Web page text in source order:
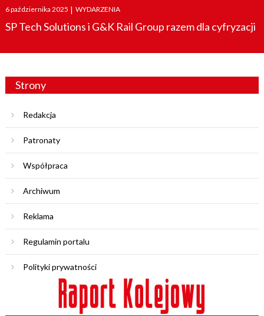
Posted
on
6 października 2025 | WYDARZENIA
SP Tech Solutions i G&K Rail Group razem dla cyfryzacji
Strony
Redakcja
Patronaty
Współpraca
Archiwum
Reklama
Regulamin portalu
Polityki prywatności